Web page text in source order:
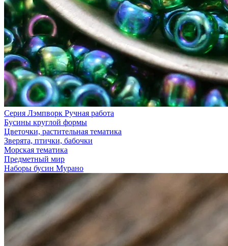
Серия Лэмпворк Ручная работа
Бусины круглой формы
Цветочки, растительная тематика
Зверята, птички, бабочки
Морская тематика
Предметный мир
Наборы бусин Мурано